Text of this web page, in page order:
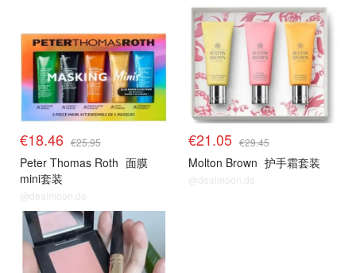
€18.46 €25.95
Peter Thomas Roth 面膜
mini套装
@dealmoon.de
€21.05 €29.45
Molton Brown 护手霜套装
@dealmoon.de
资生堂